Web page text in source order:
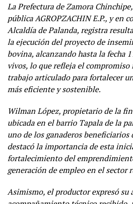
La Prefectura de Zamora
pública AGROPZACHIN E.P., y en
Alcaldía de Palanda, registra
la ejecución del proyecto de
bovina, alcanzando hasta la fecha
vivos, lo que refleja el
trabajo articulado para fortalecer
más eficiente y sostenible.
Wilman López, propietario de la
ubicada en el barrio Tapala de la
uno de los ganaderos
destacó la importancia de esta
fortalecimiento del
generación de empleo en el sector
Asimismo, el productor expresó su